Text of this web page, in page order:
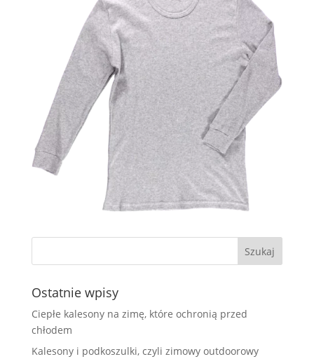
Ostatnie wpisy
Ciepłe kalesony na zimę, które ochronią przed
chłodem
Kalesony i podkoszulki, czyli zimowy outdoorowy